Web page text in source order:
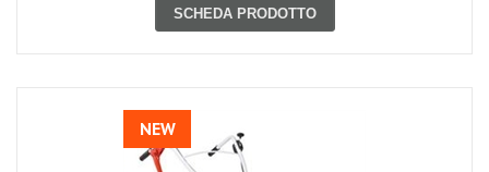
SCHEDA PRODOTTO
NEW